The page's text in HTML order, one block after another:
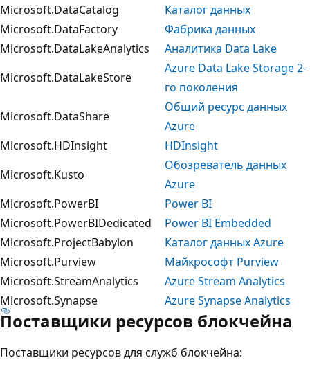
Microsoft.DataCatalog
Каталог данных
Microsoft.DataFactory
Фабрика данных
Microsoft.DataLakeAnalytics
Аналитика Data Lake
Microsoft.DataLakeStore
Azure Data Lake Storage 2-
го поколения
Microsoft.DataShare
Общий ресурс данных
Azure
Microsoft.HDInsight
HDInsight
Microsoft.Kusto
Обозреватель данных
Azure
Microsoft.PowerBI
Power BI
Microsoft.PowerBIDedicated
Power BI Embedded
Microsoft.ProjectBabylon
Каталог данных Azure
Microsoft.Purview
Майкрософт Purview
Microsoft.StreamAnalytics
Azure Stream Analytics
Microsoft.Synapse
Azure Synapse Analytics
Поставщики ресурсов блокчейна
Поставщики ресурсов для служб блокчейна: